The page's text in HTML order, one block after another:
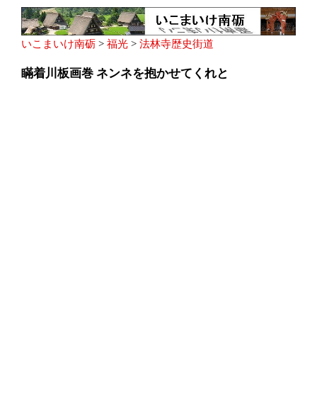
いこまいけ南砺 > 福光 > 法林寺歴史街道
瞞着川板画巻 ネンネを抱かせてくれと